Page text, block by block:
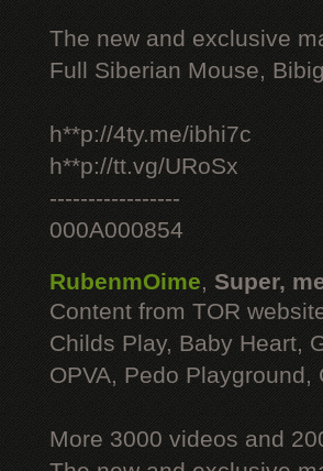
The new and exclusive
Full Siberian Mouse,
h**p://4ty.me/ibhi7c
h**p://tt.vg/URoSx
-----------------
000A000854
RubenmOime, Super,
Content from TOR
Childs Play, Baby Heart,
OPVA, Pedo
More 3000 videos and